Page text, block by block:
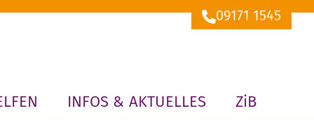
09171 1545
INFOS & AKTUELLES ZiB